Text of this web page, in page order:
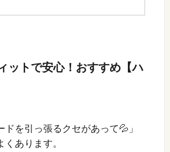
ットで安心！おすすめ【ハ
ドを引っ張るクセがあって💦」
くあります。